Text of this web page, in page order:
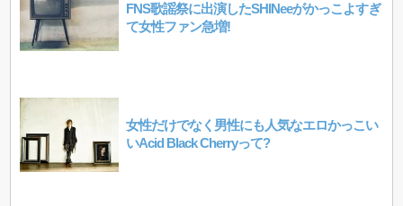
FNS歌謡祭に出演したSHINeeがかっこよすぎ
て女性ファン急増!
女性だけでなく男性にも人気なエロかっこい
いAcid Black Cherryって?